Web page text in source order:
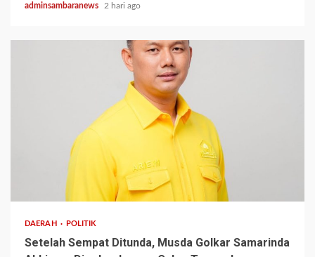
adminsambaranews 2 hari ago
DAERAH POLITIK
Setelah Sempat Ditunda, Musda Golkar Samarinda